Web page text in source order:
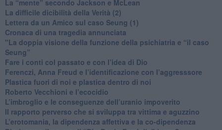
​La “mente” secondo Jackson e McLean
La difficile dicibilità della Verità (2)
​Lettera da un Amico sul caso Seung (1)
​Cronaca di una tragedia annunciata
"​La doppia visione della funzione della psichiatria e “il caso
Seung”
​Fare i conti col passato e con l’idea di Dio
​Ferenczi, Anna Freud e l’identificazione con l’aggresssore
Plastica fuori di noi e plastica dentro di noi
​Roberto Vecchioni e l’ecocidio
​L’imbroglio e le conseguenze dell’uranio impoverito
​Il rapporto perverso che si sviluppa tra vittima e aguzzino
L’erotomania, la dipendenza affettiva e la co-dipendenza